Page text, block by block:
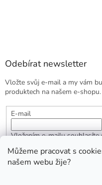
Můžeme pracovat s
našem webu žije?
Odebírat newsletter
Vložte svůj e-mail a my vám
produktech na našem e-shopu.
E-mail
Vložením e-mailu
PŘIHLÁSIT SE